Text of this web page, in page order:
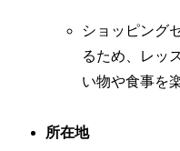
ショッピング
るため、レッ
い物や食事を
所在地